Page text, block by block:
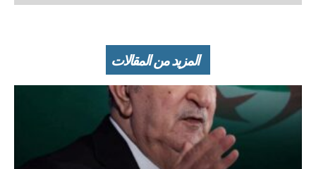
المزيد من المقالات